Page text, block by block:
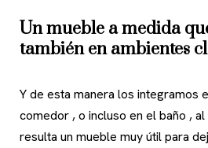
Unmueble a medida
también en ambientes
Y de esta manera los integramos
comedor , o incluso en el baño ,
resulta un mueble muy útil para